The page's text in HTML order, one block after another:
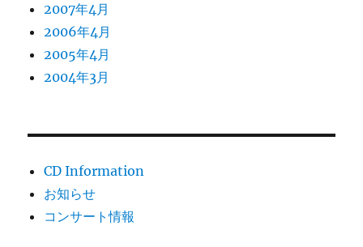
2007年4月
2006年4月
2005年4月
2004年3月
CD Information
お知らせ
コンサート情報